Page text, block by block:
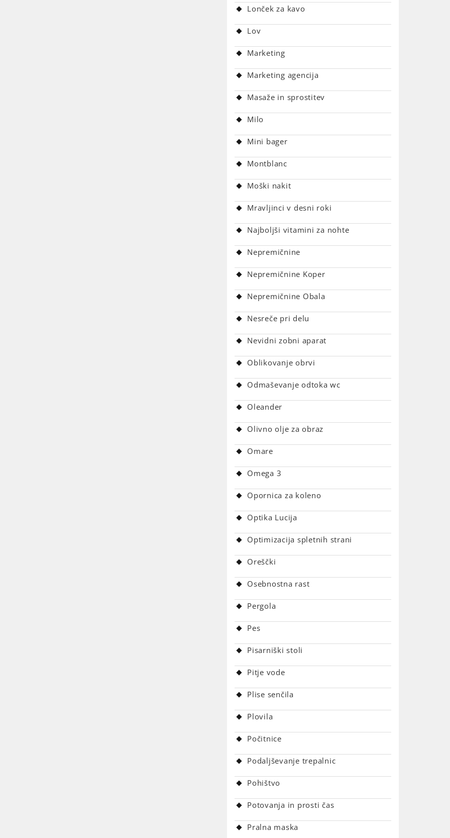
Lonček za kavo
Lov
Marketing
Marketing agencija
Masaže in sprostitev
Milo
Mini bager
Montblanc
Moški nakit
Mravljinci v desni roki
Najboljši vitamini za nohte
Nepremičnine
Nepremičnine Koper
Nepremičnine Obala
Nesreče pri delu
Nevidni zobni aparat
Oblikovanje obrvi
Odmaševanje odtoka wc
Oleander
Olivno olje za obraz
Omare
Omega 3
Opornica za koleno
Optika Lucija
Optimizacija spletnih strani
Oreščki
Osebnostna rast
Pergola
Pes
Pisarniški stoli
Pitje vode
Plise senčila
Plovila
Počitnice
Podaljševanje trepalnic
Pohištvo
Potovanja in prosti čas
Pralna maska